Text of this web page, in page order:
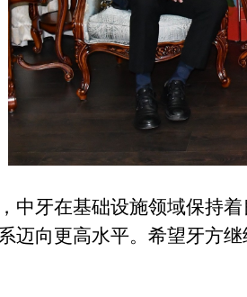
中牙在基础设施领域保持
迈向更高水平。希望牙方